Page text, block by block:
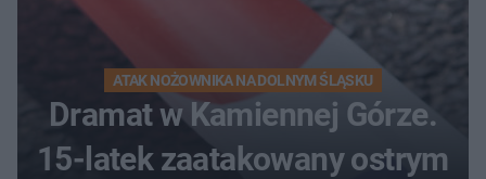
ATAK NOŻOWNIKA NA DOLNYM ŚLĄSKU
Dramat w Kamiennej Górze.
15-latek zaatakowany ostrym